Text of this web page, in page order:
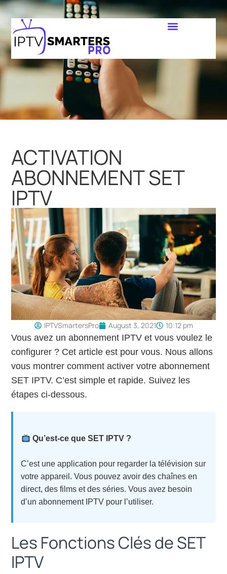
ACTIVATION
ABONNEMENT SET
IPTV
IPTVSmartersPro August 3, 2021 10:12 pm
Vous avez un abonnement IPTV et vous voulez le
configurer ? Cet article est pour vous. Nous allons
vous montrer comment activer votre abonnement
SET IPTV. C’est simple et rapide. Suivez les
étapes ci-dessous.
Qu’est-ce que SET IPTV ?
C’est une application pour regarder la télévision sur
votre appareil. Vous pouvez avoir des chaînes en
direct, des films et des séries. Vous avez besoin
d’un abonnement IPTV pour l’utiliser.
Les Fonctions Clés de SET
IPTV